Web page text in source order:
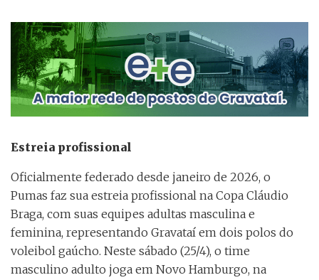
Estreia profissional
Oficialmente federado desde janeiro de 2026, o
Pumas faz sua estreia profissional na Copa Cláudio
Braga, com suas equipes adultas masculina e
feminina, representando Gravataí em dois polos do
voleibol gaúcho. Neste sábado (25/4), o time
masculino adulto joga em Novo Hamburgo, na